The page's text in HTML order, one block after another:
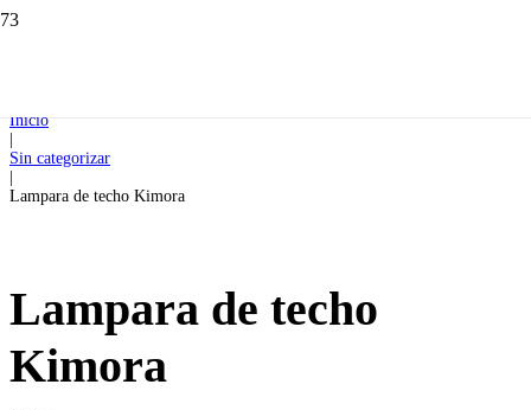
Inicio
Sin categorizar
Lampara de techo Kimora
Lampara de techo
Kimora